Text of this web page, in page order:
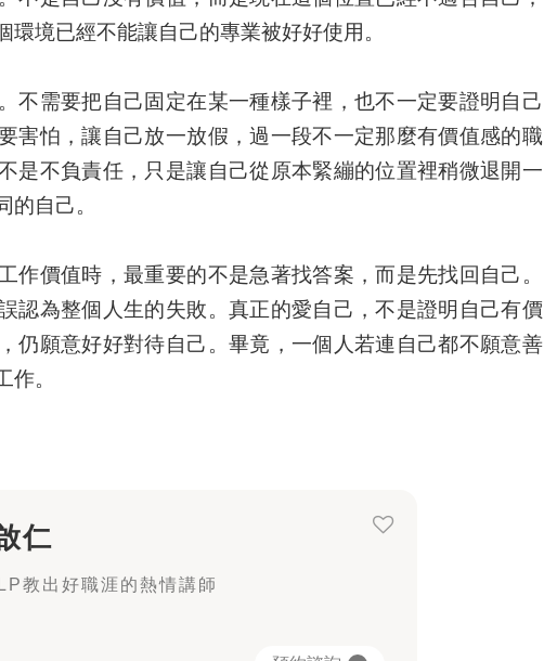
環境已經不能讓自己的專業被好好使用。
不需要把自己固定在某一種樣子裡，也不一定要證明自己
害怕，讓自己放一放假，過一段不一定那麼有價值感的職
是不負責任，只是讓自己從原本緊繃的位置裡稍微退開一
的自己。
作價值時，最重要的不是急著找答案，而是先找回自己。
認為整個人生的失敗。真正的愛自己，不是證明自己有價
仍願意好好對待自己。畢竟，一個人若連自己都不願意善
作。
仁
教出好職涯的熱情講師